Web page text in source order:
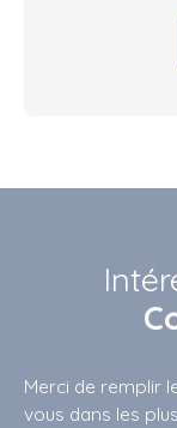
Merci de remplir
vous dans les